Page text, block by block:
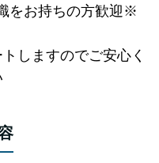
をお持ちの方歓迎※
しますのでご安心く